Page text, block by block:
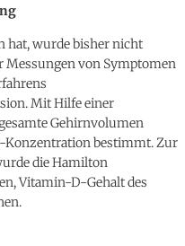
hat, wurde bisher nicht
Messungen von Symptomen
Mit Hilfe einer
Gehirnvolumen
bestimmt. Zur
die Hamilton
Vitamin-D-Gehalt des